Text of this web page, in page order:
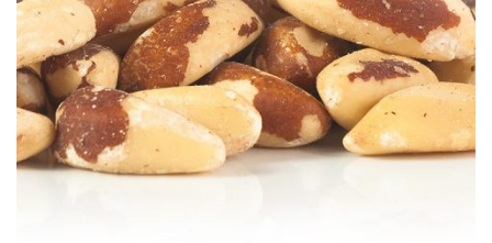
Ecológico
PREGUNTAS FRECUENTES
CONTACTO